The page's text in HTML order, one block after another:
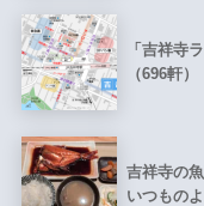
「吉祥寺
（696軒）
吉祥寺の
いつもの